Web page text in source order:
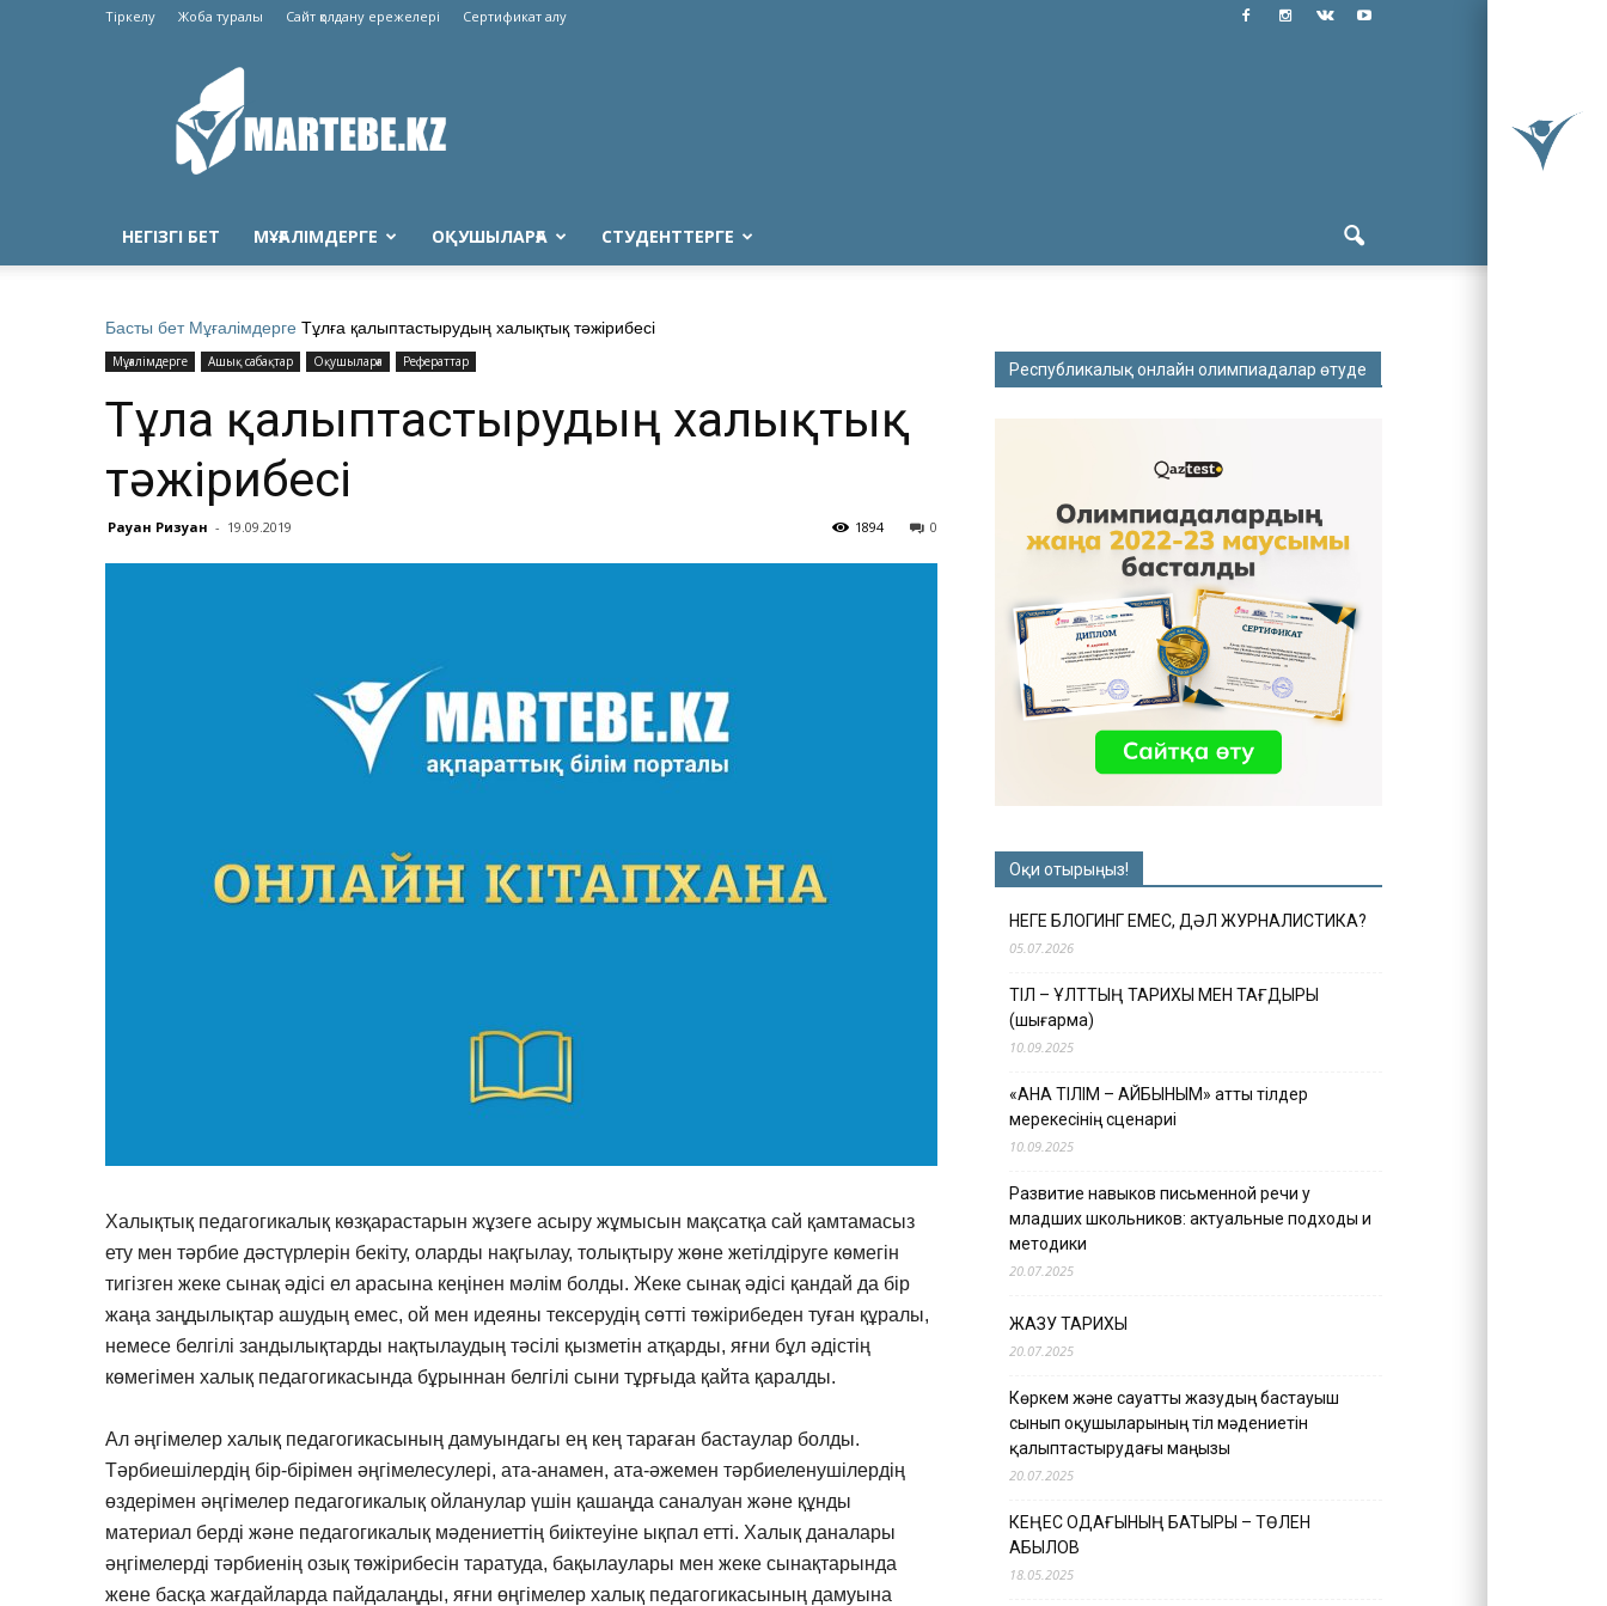
Тіркелу Жоба туралы Сайт қолдану ережелері Сертификат алу
Martebe.kz
білім
сайты
НЕГІЗГІ БЕТ МҰҒАЛІМДЕРГЕ ОҚУШЫЛАРҒА СТУДЕНТТЕРГЕ
Басты бет Мұғалімдерге Тұлға қалыптастырудың халықтық тәжірибесі
Мұғалімдерге Ашық сабақтар Оқушыларға Рефераттар
Тұлға қалыптастырудың халықтық
тәжірибесі
Рауан Ризуан - 19.09.2019 0
1894
Халықтық педагогикалық көзқарастарын жұзеге асыру жұмысын мақсатқа сай қамтамасыз
ету мен тәрбие дәстүрлерін бекіту, оларды нақгылау, толықтыру жөне жетілдіруге көмегін
тигізген жеке сынақ әдісі ел арасына кеңінен мәлім болды. Жеке сынақ әдісі қандай да бір
жаңа заңдылықтар ашудың емес, ой мен идеяны тексерудің сөтті төжірибеден туған құралы,
немесе белгілі зандылықтарды нақтылаудың тәсілі қызметін атқарды, яғни бұл әдістің
көмегімен халық педагогикасында бұрыннан белгілі сыни тұрғыда қайта қаралды.
Ал әңгімелер халық педагогикасының дамуындагы ең кең тараған бастаулар болды.
Тәрбиешілердің бір-бірімен әңгімелесулері, ата-анамен, ата-әжемен тәрбиеленушілердің
өздерімен әңгімелер педагогикалық ойланулар үшін қашаңда саналуан және құнды
материал берді және педагогикалық мәдениеттің биіктеуіне ықпал етті. Халық даналары
әңгімелерді тәрбиенің озық төжірибесін таратуда, бақылаулары мен жеке сынақтарында
жене басқа жағдайларда пайдалаңды, яғни өңгімелер халық педагогикасының дамуына
Республикалық онлайн олимпиадалар өтуде
Оқи отырыңыз!
НЕГЕ БЛОГИНГ ЕМЕС, ДӘЛ ЖУРНАЛИСТИКА?
05.07.2026
ТІЛ – ҰЛТТЫҢ ТАРИХЫ МЕН ТАҒДЫРЫ
(шығарма)
10.09.2025
«АНА ТІЛІМ – АЙБЫНЫМ» атты тілдер
мерекесінің сценариі
10.09.2025
Развитие навыков письменной речи у
младших школьников: актуальные подходы и
методики
20.07.2025
ЖАЗУ ТАРИХЫ
20.07.2025
Көркем және сауатты жазудың бастауыш
сынып оқушыларының тіл мәдениетін
қалыптастырудағы маңызы
20.07.2025
КЕҢЕС ОДАҒЫНЫҢ БАТЫРЫ – ТӨЛЕН
ҚАБЫЛОВ
18.05.2025